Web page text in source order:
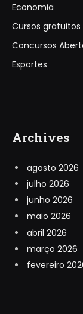
Economia
Cursos gratuitos
Concursos
Esportes
Archives
agosto 2026
julho 2026
junho 2026
maio 2026
abril 2026
março 2026
fevereiro